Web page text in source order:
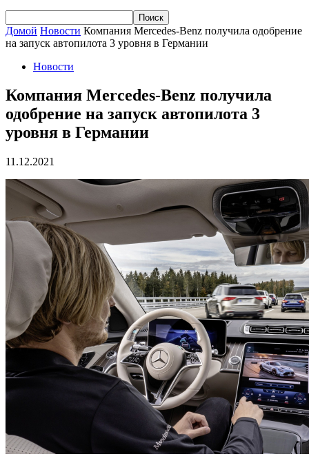
Домой Новости Компания Mercedes-Benz получила одобрение
на запуск автопилота 3 уровня в Германии
Новости
Компания Mercedes-Benz получила
одобрение на запуск автопилота 3
уровня в Германии
11.12.2021